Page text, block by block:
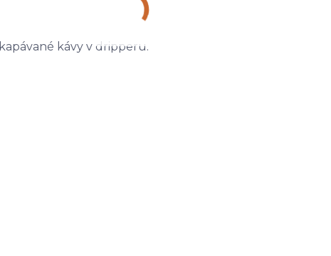
kávy v dripperu.